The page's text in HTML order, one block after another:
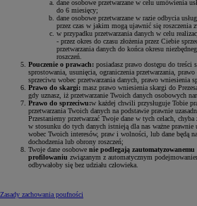
dane osobowe przetwarzane w celu umówienia
do 6 miesięcy;
dane osobowe przetwarzane w razie odbycia
przez czas w jakim mogą ujawnić się roszczenia
w przypadku przetwarzania danych w celu
- przez okres do czasu złożenia przez Ciebie
przetwarzania danych do końca okresu
roszczeń.
Pouczenie o prawach: posiadasz prawo dostępu do treści
sprostowania, usunięcia, ograniczenia przetwarzania,
sprzeciwu wobec przetwarzania danych, prawo wniesienia
Prawo do skargi: masz prawo wniesienia skargi do
gdy uznasz, iż przetwarzanie Twoich danych osobowych
Prawo do sprzeciwu:w każdej chwili przysługuje Tobie
przetwarzania Twoich danych na podstawie prawnie
Przestaniemy przetwarzać Twoje dane w tych celach,
w stosunku do tych danych istnieją dla nas ważne prawnie
wobec Twoich interesów, praw i wolności, lub dane będą
dochodzenia lub obrony roszczeń;
Twoje dane osobowe nie podlegają
profilowaniu związanym z automatycznym
odbywałoby się bez udziału człowieka.
Zasady zachowania poufności